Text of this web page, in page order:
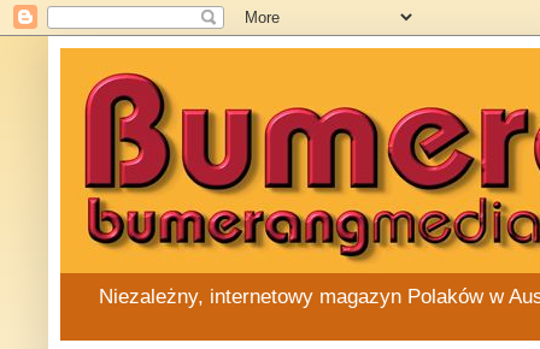
Niezależny, internetowy magazyn Polaków w